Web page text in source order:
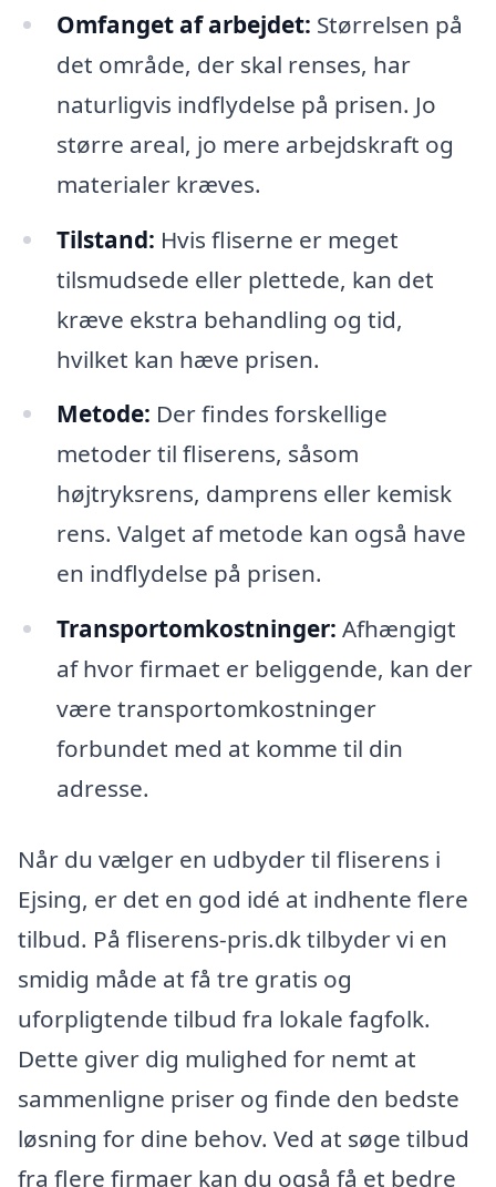
Omfanget af arbejdet: Størrelsen på
det område, der skal renses, har
naturligvis indflydelse på prisen. Jo
større areal, jo mere arbejdskraft og
materialer kræves.
Tilstand: Hvis fliserne er meget
tilsmudsede eller plettede, kan det
kræve ekstra behandling og tid,
hvilket kan hæve prisen.
Metode: Der findes forskellige
metoder til fliserens, såsom
højtryksrens, damprens eller kemisk
rens. Valget af metode kan også have
en indflydelse på prisen.
Transportomkostninger: Afhængigt
af hvor firmaet er beliggende, kan der
være transportomkostninger
forbundet med at komme til din
adresse.
Når du vælger en udbyder til fliserens i
Ejsing, er det en god idé at indhente flere
tilbud. På fliserens-pris.dk tilbyder vi en
smidig måde at få tre gratis og
uforpligtende tilbud fra lokale fagfolk.
Dette giver dig mulighed for nemt at
sammenligne priser og finde den bedste
løsning for dine behov. Ved at søge tilbud
fra flere firmaer kan du også få et bedre